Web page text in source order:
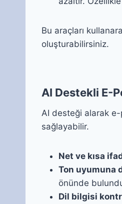
Bu araçları
oluşturabilirsiniz.
AI Destekli E-
AI desteği alarak e-
sağlayabilir.
Net ve kısa
Ton uyumuna
önünde
Dil bilgisi